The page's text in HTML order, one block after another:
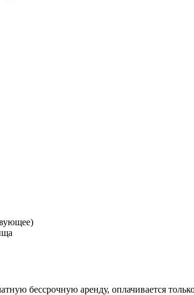
бессрочную аренду, оплачивается